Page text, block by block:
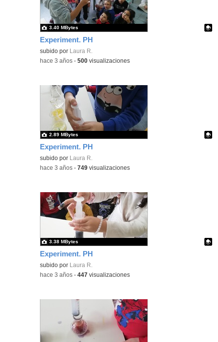
Experiment. PH
Contenido educativo.
subido por Laura R.
3.40 MBytes
-hace 3 años -500 visualizaciones
Experiment. PH
Contenido educativo.
subido por Laura R.
2.89 MBytes
-hace 3 años -749 visualizaciones
Experiment. PH
Contenido educativo.
subido por Laura R.
3.38 MBytes
-hace 3 años -447 visualizaciones